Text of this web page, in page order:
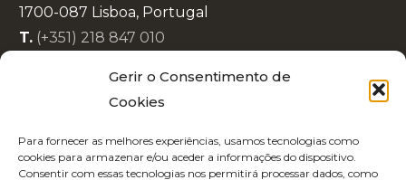
Gerir o Consentimento de
Cookies
Para fornecer as melhores experiências, usamos tecnologias como
cookies para armazenar e/ou aceder a informações do dispositivo.
Consentir com essas tecnologias nos permitirá processar dados, como
1700-087 Lisboa, Portugal
T. (+351) 218 847 010
Política de Cookies